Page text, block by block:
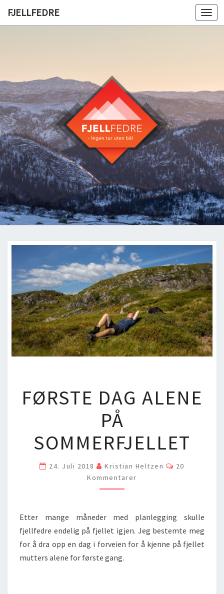
FJELLFEDRE
DAG
ALENE
PÅ
SOMMERFJELLET
FØRSTE DAG ALENE
PÅ
SOMMERFJELLET
24. Juli 2018 Kristian Heltzen Comments
20
Kommentarer
Etter mange måneder med planlegging skulle
fjellfedre endelig på fjellet igjen. Jeg bestemte meg
for å dra opp en dag i forveien for å kjenne på fjellet
mutters alene for første gang.